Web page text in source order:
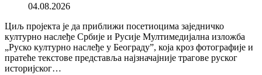
04.08.2026
Циљ пројекта је да приближи посетиоцима заједничко
културно наслеђе Србије и Русије Мултимедијална изложба
„Руско културно наслеђе у Београду”, која кроз фотографије и
пратеће текстове представља најзначајније трагове руског
историјског…